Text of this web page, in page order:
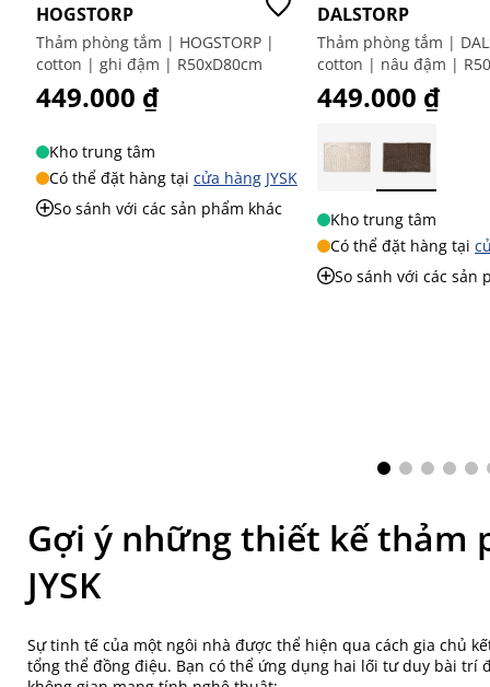
HOGSTORP
Thảm phòng tắm | HOGSTORP |
cotton | ghi đậm | R50xD80cm
449.000 ₫
Kho trung tâm
Có thể đặt hàng tại cửa hàng JYSK
So sánh với các sản phẩm khác
DALSTORP
Thảm phòng tắm |
cotton | nâu đậm |
449.000 ₫
Kho trung tâm
Có thể đặt hàng tại
So sánh với các sản
Gợi ý những thiết kế thảm
JYSK
Sự tinh tế của một ngôi nhà được thể hiện qua cách gia chủ
tổng thể đồng điệu. Bạn có thể ứng dụng hai lối tư duy bài trí